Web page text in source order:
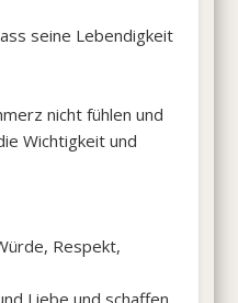
seine Lebendigkeit
nicht fühlen und
Wichtigkeit und
Respekt,